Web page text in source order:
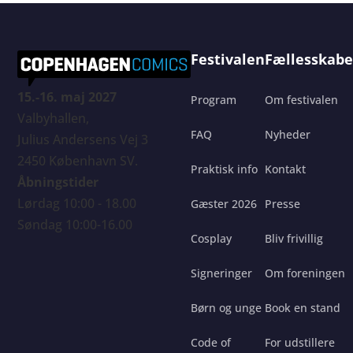
15.-16. maj 2027
Valbyhallen,
Julius Andersens Vej 3
2450 København SV.
Åbningstider
Lørdag 10:00 - 18.00
Søndag 10:00-16.00
Festivalen
Program
FAQ
Praktisk info
Gæster 2026
Cosplay
Signeringer
Børn og unge
Code of
Om festivalen
Nyheder
Kontakt
Presse
Bliv frivillig
Om foreningen
Book en stand
For udstillere